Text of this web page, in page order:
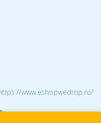
www.eshopwedrop.ro/